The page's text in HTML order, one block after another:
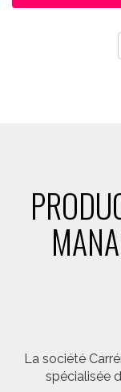
La société
spécialisée